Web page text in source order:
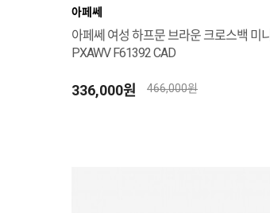
아페쎄
아페쎄 여성 하프문 브라운 크로스백 미니
PXAWV F61392 CAD
336,000원 466,000원